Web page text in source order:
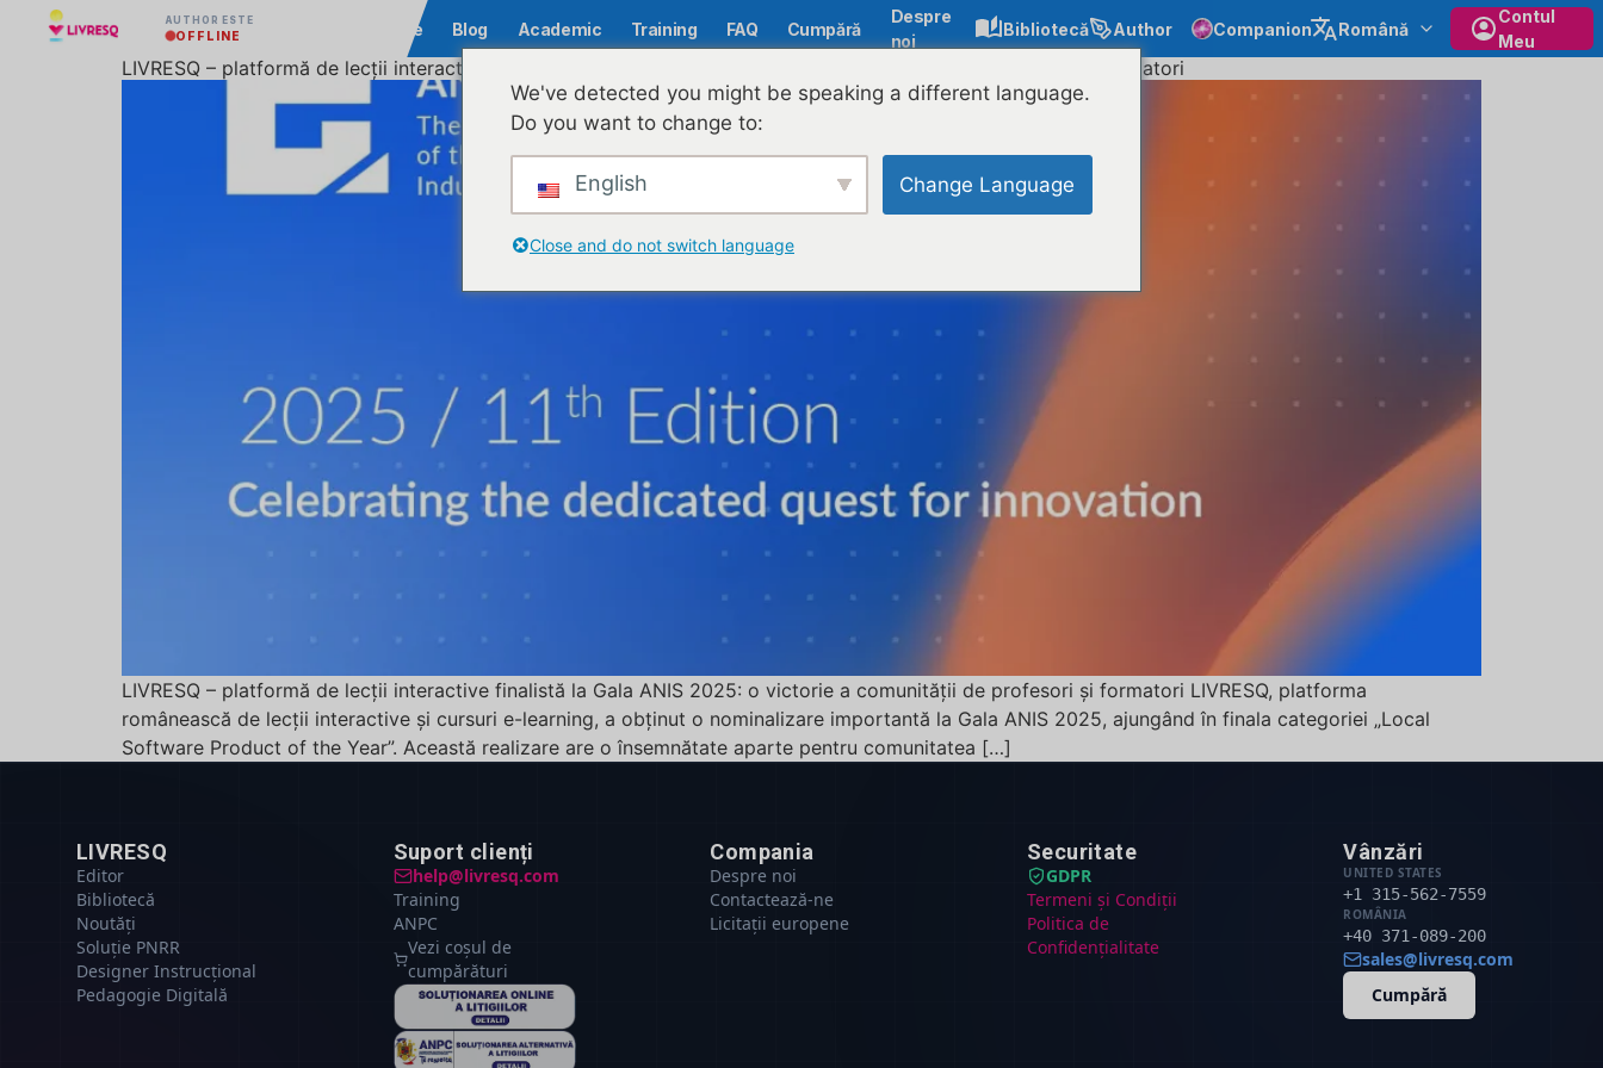
AUTHOR ESTE
OFFLINE Comunitate Blog Academic Training FAQ Cumpără
Despre
noi
Bibliotecă Author Companion Română
Contul
Meu
LIVRESQ – platformă de lecții interactive finalistă la Gala ANIS 2025: o victorie a comunității de profesori și formatori
LIVRESQ – platformă de lecții interactive finalistă la Gala ANIS 2025: o victorie a comunității de profesori și formatori LIVRESQ, platforma
românească de lecții interactive și cursuri e-learning, a obținut o nominalizare importantă la Gala ANIS 2025, ajungând în finala categoriei „Local
Software Product of the Year”. Această realizare are o însemnătate aparte pentru comunitatea […]
LIVRESQ
Editor
Bibliotecă
Noutăți
Soluție PNRR
Designer Instrucțional
Pedagogie Digitală
Suport clienți
help@livresq.com
Training
ANPC
Vezi coșul de
cumpărături
Compania
Despre noi
Contactează-ne
Licitații europene
Securitate
GDPR
Termeni și Condiții
Politica de
Confidențialitate
Vânzări
UNITED STATES
+1 315-562-7559
ROMÂNIA
+40 371-089-200
sales@livresq.com
Cumpără
We've detected you might be speaking a different language.
Do you want to change to:
English Change Language
Close and do not switch language